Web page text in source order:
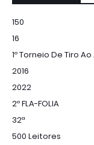
150
16
1º Torneio De Tiro
2016
2022
2º FLA-FOLIA
32ª
500 Leitores